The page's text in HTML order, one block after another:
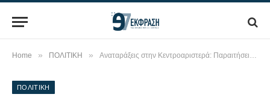
Home » ΠΟΛΙΤΙΚΗ » Αναταράξεις στην Κεντροαριστερά: Παραιτήσεις, μετακινήσεις και παρασκήνιο συνεργασιών – Δημοσκοπική εδραίωση ΕΛΑΣ
ΠΟΛΙΤΙΚΗ